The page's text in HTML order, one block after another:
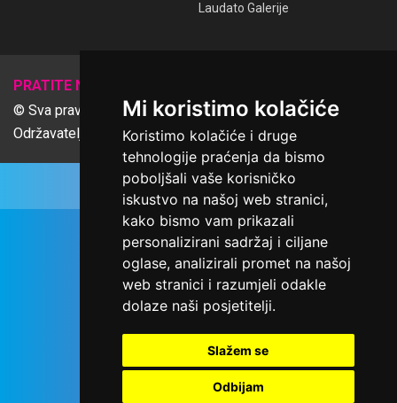
Mi koristimo kolačiće
Koristimo kolačiće i druge
tehnologije praćenja da bismo
poboljšali vaše korisničko
iskustvo na našoj web stranici,
kako bismo vam prikazali
personalizirani sadržaj i ciljane
oglase, analizirali promet na našoj
web stranici i razumjeli odakle
dolaze naši posjetitelji.
Slažem se
Odbijam
Laudato Galerije
PRATITE NAS
© Sva prava pridržana Udruga Ime dobrote
Održavatelj Netcom d.o.o., Riva 6, Rijeka